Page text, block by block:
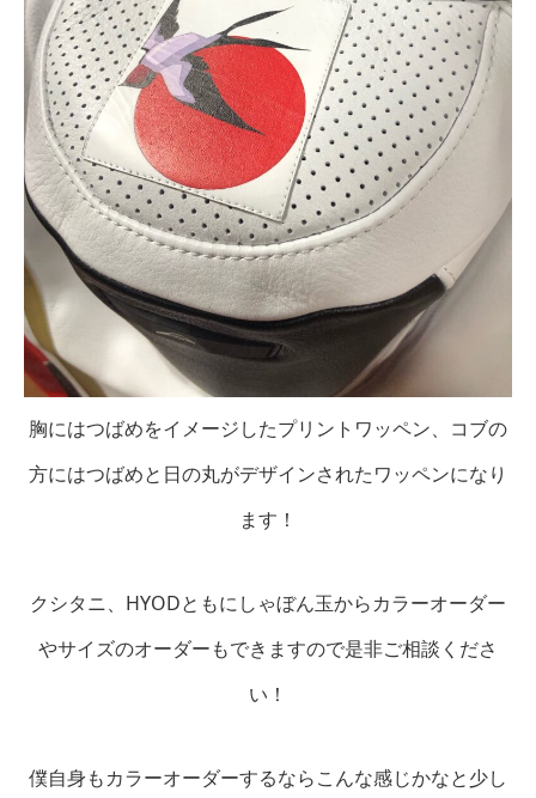
胸にはつばめをイメージしたプリントワッペン、コブの
方にはつばめと日の丸がデザインされたワッペンになり
ます！
クシタニ、HYODともにしゃぼん玉からカラーオーダー
やサイズのオーダーもできますので是非ご相談くださ
い！
僕自身もカラーオーダーするならこんな感じかなと少し